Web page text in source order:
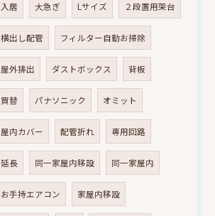
入居 大急ぎ Lサイズ ２段置用架台
横出し配管 フィルター自動お掃除
屋外排出 ダストボックス 背板
買替 パナソニック オミット
屋内カバー 配管折れ 専用回路
延長 同一家屋内移設 同一家屋内
お手持エアコン 家屋内移設